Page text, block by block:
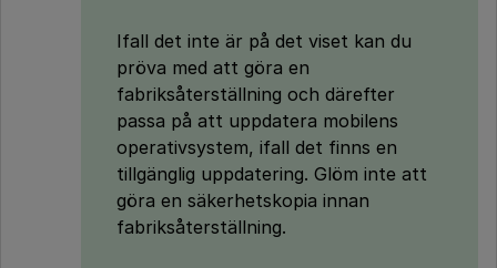
Ifall det inte är på det viset kan du
pröva med att göra en
fabriksåterställning och därefter
passa på att uppdatera mobilens
operativsystem, ifall det finns en
tillgänglig uppdatering. Glöm inte att
göra en säkerhetskopia innan
fabriksåterställning.